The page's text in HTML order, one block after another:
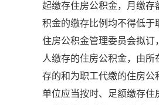
起缴存住房公积金，月缴
积金的缴存比例均不得低于
住房公积金管理委员会拟
人缴存的住房公积金，由
存的和为职工代缴的住房
单位应当按时、足额缴存